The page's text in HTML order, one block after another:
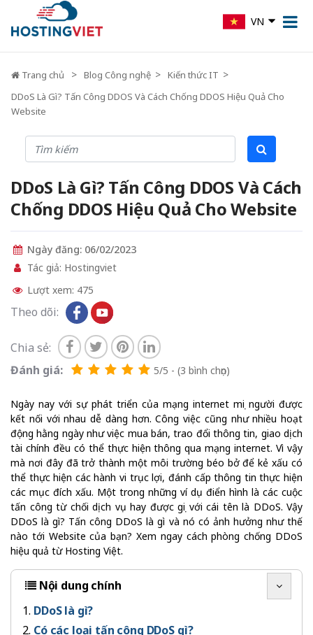
VN
Trang chủ Blog Công nghệ
Kiến thức IT
DDoS Là Gì? Tấn Công DDOS Và Cách Chống DDOS Hiệu Quả Cho
Website
DDoS Là Gì? Tấn Công DDOS Và Cách
Chống DDOS Hiệu Quả Cho Website
Ngày đăng: 06/02/2023
Tác giả: Hostingviet
Lượt xem: 475
Theo dõi:
Chia sẻ:
Đánh giá:
5/5 - (3 bình chọn)
Ngày nay với sự phát triển của mạng internet mọi người được
kết nối với nhau dễ dàng hơn. Công việc cũng như nhiều hoạt
động hằng ngày như việc mua bán, trao đổi thông tin, giao dịch
tài chính đều có thể thực hiện thông qua mạng internet. Vì vậy
mà nơi đây đã trở thành một môi trường béo bở để kẻ xấu có
thể thực hiện các hành vi trục lợi, đánh cấp thông tin thực hiện
các mục đích xấu. Một trong những ví dụ điển hình là các cuộc
tấn công từ chối dịch vụ hay được gọi với cái tên là DDoS. Vậy
DDoS là gì? Tấn công DDoS là gì và nó có ảnh hưởng như thế
nào tới Website của bạn? Xem ngay cách phòng chống DDoS
hiệu quả từ Hosting Việt.
Nội dung chính
DDoS là gì?
Có các loại tấn công DDoS gì?